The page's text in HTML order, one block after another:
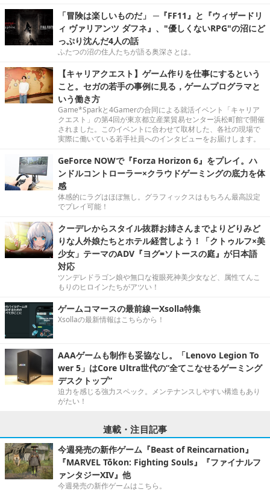
「冒険は楽しいものだ」 ─『FF11』と『ウィザードリ
ィ ヴァリアンツ ダフネ』、"優しくないRPG"の沼にど
っぷり沈んだ4人の話
ふたつの沼の住人たちが語る奥深さとは。
【キャリアクエスト】ゲーム作りを仕事にするという
こと。セガの若手の事例に見る，ゲームプログラマと
いう働き方
Game*Sparkと4Gamerの合同による就活イベント「キャリア
クエスト」の第4回が東京都立産業貿易センター浜松町館で開催
されました。このイベントに合わせて取材した、各社の現場で
実際に働いている若手社員へのインタビューをお届けします。
GeForce NOWで『Forza Horizon 6』をプレイ。ハ
ンドルコントローラー×クラウドゲーミングの底力を体
感
体感的にラグはほぼ無し。グラフィックスはもちろん最高設定
でプレイ可能！
クーデレからスタイル抜群お姉さんまでよりどりみど
りな人外娘たちとホテル経営しよう！「クトゥルフ×美
少女」テーマのADV『ヨグ=ソトースの庭』が日本語
対応
ツンデレドラゴン娘や無口な複眼死神美少女など、属性てんこ
もりのヒロインたちがアツい！
ゲームコマースの最前線ーXsolla特集
Xsollaの最新情報はこちらから！
AAAゲームも制作も妥協なし。「Lenovo Legion To
wer 5」はCore Ultra世代の“全てこなせるゲーミング
デスクトップ”
迫力を感じる強力スペック。メンテナンスしやすい構造もあり
がたい！
連載・注目記事
今週発売の新作ゲーム『Beast of Reincarnation』
『MARVEL Tōkon: Fighting Souls』『ファイナルフ
ァンタジーXIV』他
今週発売の新作ゲームはこちら。